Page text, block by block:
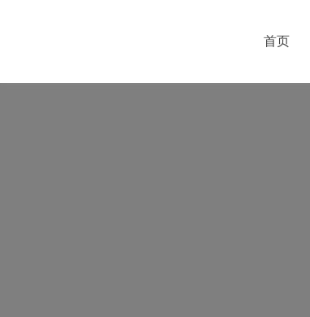
首页